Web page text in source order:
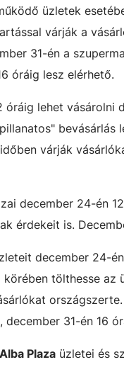
üzletek
várják a
31-én a
óráig lesz elérhető.
óráig lehet vásárolni
várják
december 24-én
érdekeit is.
december 24-
körében tölthesse
december 31-én 16
Alba Plaza üzletei és